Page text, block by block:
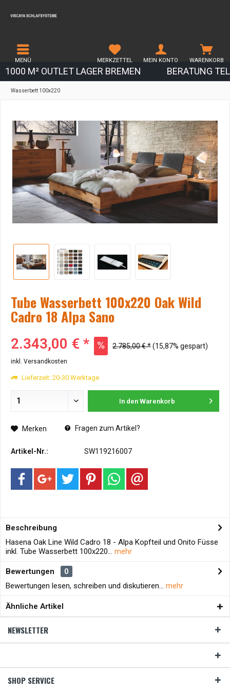
1000 M² OUTLET LAGER BREMEN BERATUNG
MENÜ WARENKORB
MERKZETTEL MEIN KONTO
Wasserbett 100x220
Tube Wasserbett 100x220 Oak Wild
Cadro 18 Alpa Sano
2.343,00 € * 2.785,00 € *(15,87% gespart)
inkl. Versandkosten
Lieferzeit: 20-30 Werktage
In den Warenkorb
Merken Fragen zum Artikel?
Artikel-Nr.: SW119216007
Beschreibung
Hasena Oak Line Wild Cadro 18 - Alpa Kopfteil und Onito Füsse
inkl. Tube Wasserbett 100x220... mehr
Bewertungen
0
Bewertungen lesen, schreiben und diskutieren... mehr
Ähnliche Artikel
NEWSLETTER
SHOP SERVICE